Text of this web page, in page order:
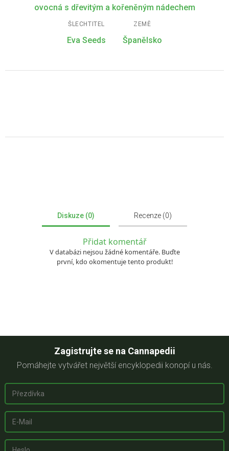
ovocná s dřevitým a kořeněným nádechem
ŠLECHTITEL
Eva Seeds
ZEMĚ
Španělsko
Diskuze (0) Recenze (0)
Přidat komentář
V databázi nejsou žádné komentáře. Buďte
první, kdo okomentuje tento produkt!
Zagistrujte se na Cannapedii
Pomáhejte vytvářet největší encyklopedii konopí u nás.